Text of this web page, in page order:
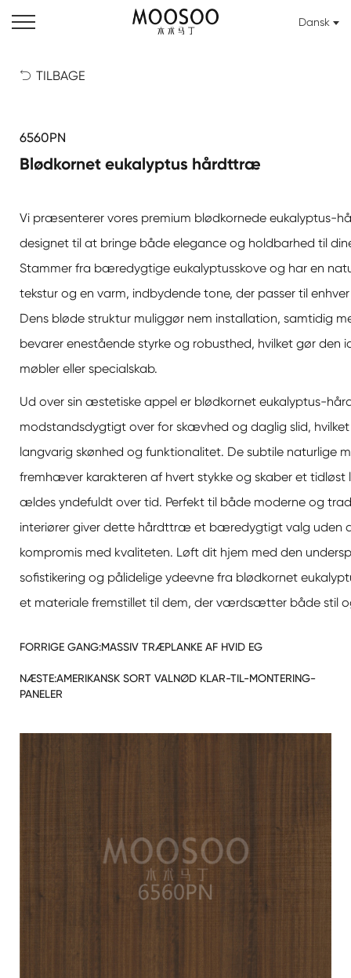
Dansk
 TILBAGE
6560PN
Blødkornet eukalyptus hårdttræ
Vi præsenterer vores premium blødkornede eukalyptus-
designet til at bringe både elegance og holdbarhed til
Stammer fra bæredygtige eukalyptusskove og har en
tekstur og en varm, indbydende tone, der passer til
Dens bløde struktur muliggør nem installation, samtidig
bevarer enestående styrke og robusthed, hvilket gør den
møbler eller specialskab.
Ud over sin æstetiske appel er blødkornet eukalyptus-
modstandsdygtigt over for skævhed og daglig slid, hvilket
langvarig skønhed og funktionalitet. De subtile naturlige
fremhæver karakteren af hvert stykke og skaber et tidløst
ældes yndefuldt over tid. Perfekt til både moderne og
interiører giver dette hårdttræ et bæredygtigt valg uden
kompromis med kvaliteten. Løft dit hjem med den
sofistikering og pålidelige ydeevne fra blødkornet
et materiale fremstillet til dem, der værdsætter både stil
FORRIGE GANG:MASSIV TRÆPLANKE AF HVID EG
NÆSTE:AMERIKANSK SORT VALNØD KLAR-TIL-MONTERING-
PANELER